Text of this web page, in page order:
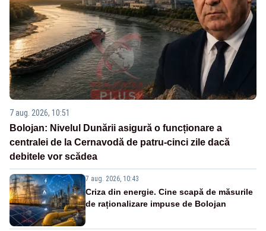
7 aug. 2026, 10:51
Bolojan: Nivelul Dunării asigură o funcționare a
centralei de la Cernavodă de patru-cinci zile dacă
debitele vor scădea
7 aug. 2026, 10:43
Criza din energie. Cine scapă de măsurile
de raționalizare impuse de Bolojan